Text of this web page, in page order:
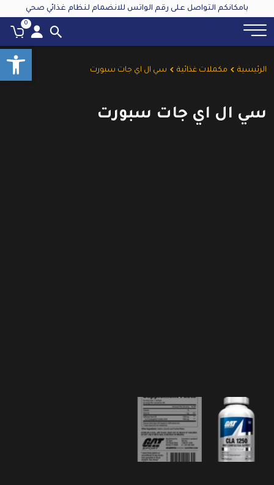
بامكانكم التواصل على رقم الواتس للانضمام لنظام غذائي صحي
0
الرئيسية مكملات غذائية سي ال اي جات سبورت
سي ال اي جات سبورت